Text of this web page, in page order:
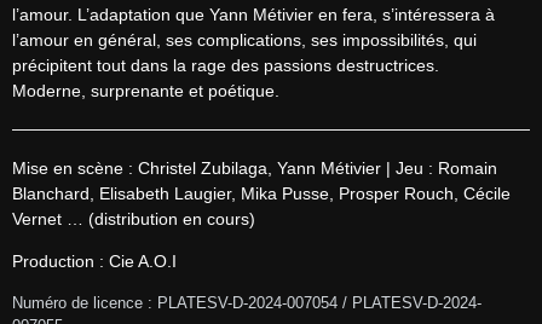
l’amour. L’adaptation que Yann Métivier en fera, s’intéressera à
l’amour en général, ses complications, ses impossibilités, qui
précipitent tout dans la rage des passions destructrices.
Moderne, surprenante et poétique.
Mise en scène : Christel Zubilaga, Yann Métivier | Jeu : Romain
Blanchard, Elisabeth Laugier, Mika Pusse, Prosper Rouch, Cécile
Vernet … (distribution en cours)
Production : Cie A.O.I
Numéro de licence : PLATESV-D-2024-007054 / PLATESV-D-2024-